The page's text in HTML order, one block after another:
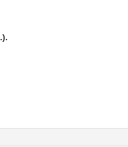
.).